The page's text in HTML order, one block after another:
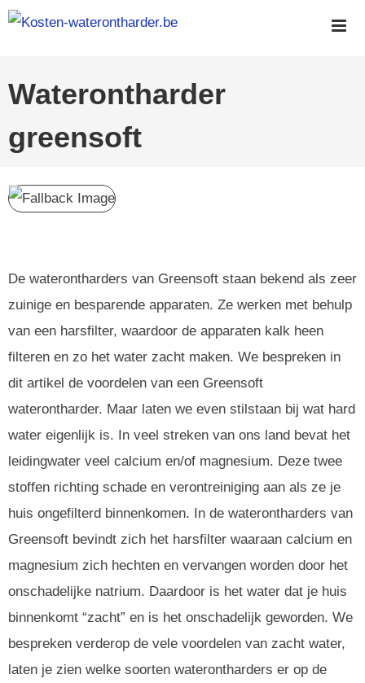
Skip
Waterontharder
greensoft
De waterontharders van Greensoft staan bekend als zeer
zuinige en besparende apparaten. Ze werken met behulp
van een harsfilter, waardoor de apparaten kalk heen
filteren en zo het water zacht maken. We bespreken in
dit artikel de voordelen van een Greensoft
waterontharder. Maar laten we even stilstaan bij wat hard
water eigenlijk is. In veel streken van ons land bevat het
leidingwater veel calcium en/of magnesium. Deze twee
stoffen richting schade en verontreiniging aan als ze je
huis ongefilterd binnenkomen. In de waterontharders van
Greensoft bevindt zich het harsfilter waaraan calcium en
magnesium zich hechten en vervangen worden door het
onschadelijke natrium. Daardoor is het water dat je huis
binnenkomt “zacht” en is het onschadelijk geworden. We
bespreken verderop de vele voordelen van zacht water,
laten je zien welke soorten waterontharders er op de